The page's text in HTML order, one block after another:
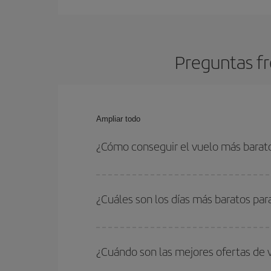
Preguntas
Ampliar todo
¿Cómo conseguir el vuelo más
vuelta. Además, si no tienes decidido un
¿Cuáles son los días más baratos
quieres ir y en qué fechas habías pensado
para que puedas encontrar la mejor oferta.
¿Cuándo son las mejores ofertas de